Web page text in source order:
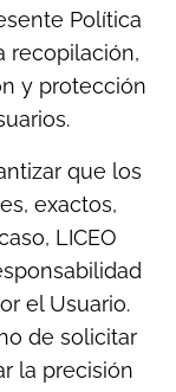
Política
recopilación,
y protección
que los
exactos,
LICEO
el Usuario.
de solicitar
la precisión